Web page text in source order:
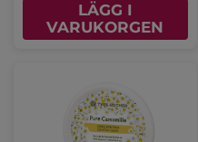
LÄGG I
VARUKORGEN